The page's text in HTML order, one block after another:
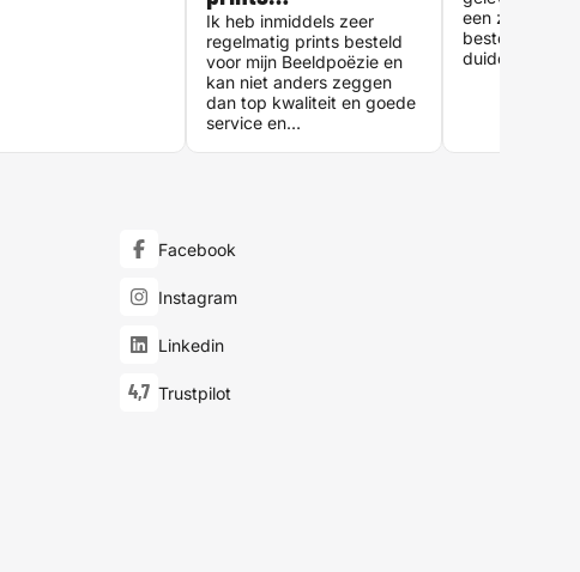
Ik heb inmiddels zeer
regelmatig prints besteld
voor mijn Beeldpoëzie en
kan niet anders zeggen
dan top kwaliteit en goede
service en
een zeer
bestelproces
duidelijke
Facebook
Instagram
Linkedin
4,7 Trustpilot